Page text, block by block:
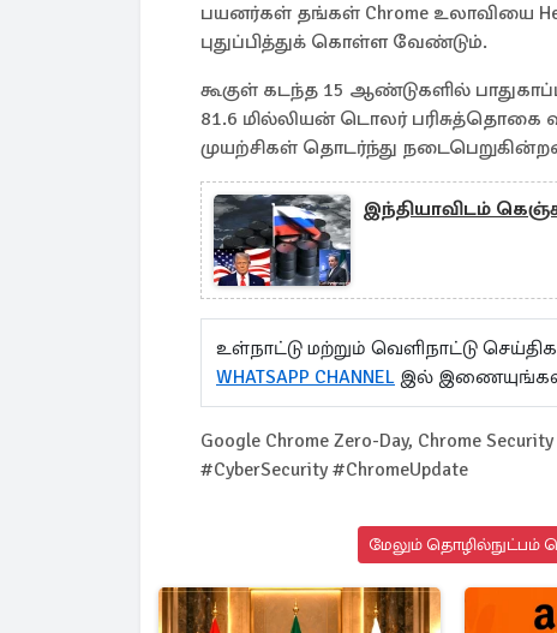
பயனர்கள் தங்கள் Chrome உலாவியை
புதுப்பித்துக் கொள்ள வேண்டும்.
கூகுள் கடந்த 15 ஆண்டுகளில்
81.6 மில்லியன் டொலர் பரிசுத்தொகை
முயற்சிகள் தொடர்ந்து
இந்தியாவிடம்
உள்நாட்டு மற்றும் வெளிநாட்டு
WHATSAPP CHANNEL இல்
Google Chrome Zero-Day, Chrome
#CyberSecurity #ChromeUpdate
மேலும் தொழில்நுட்பம்